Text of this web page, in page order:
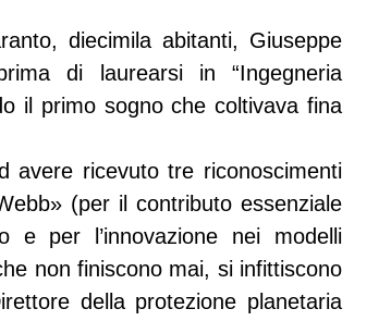
diecimila abitanti, Giuseppe
di laurearsi in “Ingegneria
il primo sogno che coltivava fina
avere ricevuto tre riconoscimenti
(per il contributo essenziale
per l’innovazione nei modelli
non finiscono mai, si infittiscono
della protezione planetaria